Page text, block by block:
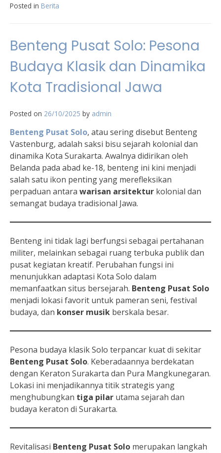
Posted in Berita
Benteng Pusat Solo: Pesona
Budaya Klasik dan Dinamika
Kota Tradisional Jawa
Posted on 26/10/2025 by admin
Benteng Pusat Solo, atau sering disebut Benteng
Vastenburg, adalah saksi bisu sejarah kolonial dan
dinamika Kota Surakarta. Awalnya didirikan oleh
Belanda pada abad ke-18, benteng ini kini menjadi
salah satu ikon penting yang merefleksikan
perpaduan antara warisan arsitektur kolonial dan
semangat budaya tradisional Jawa.
Benteng ini tidak lagi berfungsi sebagai pertahanan
militer, melainkan sebagai ruang terbuka publik dan
pusat kegiatan kreatif. Perubahan fungsi ini
menunjukkan adaptasi Kota Solo dalam
memanfaatkan situs bersejarah. Benteng Pusat Solo
menjadi lokasi favorit untuk pameran seni, festival
budaya, dan konser musik berskala besar.
Pesona budaya klasik Solo terpancar kuat di sekitar
Benteng Pusat Solo. Keberadaannya berdekatan
dengan Keraton Surakarta dan Pura Mangkunegaran.
Lokasi ini menjadikannya titik strategis yang
menghubungkan tiga pilar utama sejarah dan
budaya keraton di Surakarta.
Revitalisasi Benteng Pusat Solo merupakan langkah